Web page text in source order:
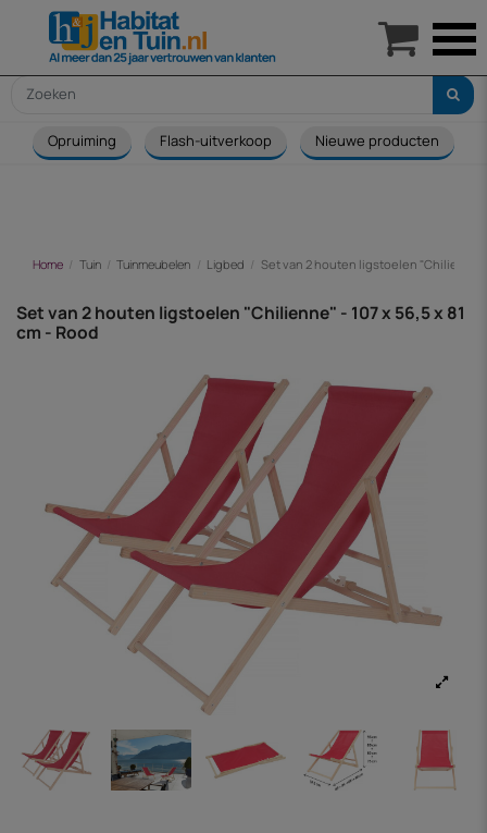
Opruiming Flash-uitverkoop Nieuwe producten
Home Tuin Tuinmeubelen Ligbed Set van 2 houten ligstoelen "Chilienne" -
Set van 2 houten ligstoelen "Chilienne" - 107 x 56,5 x 81
cm - Rood
